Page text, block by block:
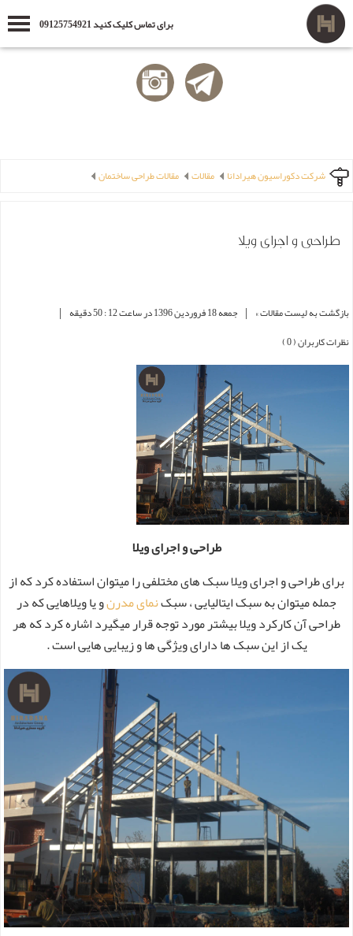
برای تماس کلیک کنید 09125754921
شرکت دکوراسیون هیرادانا مقالات مقالات طراحی ساختمان
طراحی و اجرای ویلا
بازگشت به لیست مقالات » | جمعه 18 فروردین 1396 در ساعت 12 : 50 دقیقه |
نظرات کاربران ( 0 )
طراحی و اجرای ویلا
برای طراحی و اجرای ویلا سبک های مختلفی را میتوان استفاده کرد که از
جمله میتوان به سبک ایتالیایی ، سبکنمای مدرنو یا ویلاهایی که در
طراحی آن کارکرد ویلا بیشتر مورد توجه قرار میگیرد اشاره کرد که هر
یک از این سبک ها دارای ویژگی ها و زیبایی هایی است .